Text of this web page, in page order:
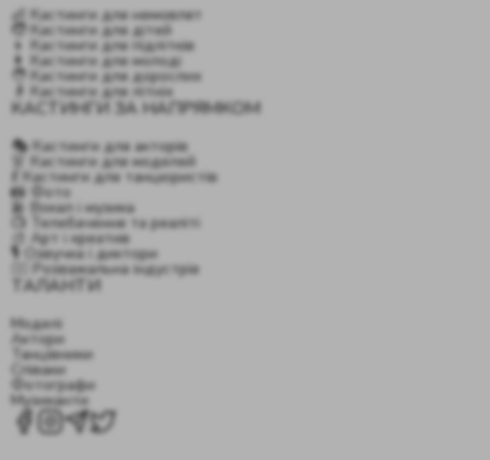
👶 Кастинги для немовлят
🧒 Кастинги для дітей
👦 Кастинги для підлітків
👩 Кастинги для молоді
🧑 Кастинги для дорослих
👴 Кастинги для літніх
КАСТИНГИ ЗА НАПРЯМКОМ
🎭 Кастинги для акторів
👗 Кастинги для моделей
💃 Кастинги для танцюристів
📸 Фото
🎤 Вокал і музика
📺 Телебачення та реаліті
🎨 Арт і креатив
🎙️ Озвучка і диктори
🤹‍♂️ Розважальна індустрія
ТАЛАНТИ
Моделі
Актори
Танцівники
Співаки
Фотографи
Музиканти